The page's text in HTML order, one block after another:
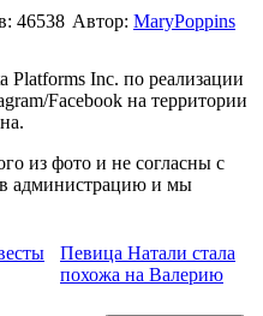
46538 Автор: MaryPoppins
Platforms Inc. по реализации
Facebook на территории
из фото и не согласны с
администрацию и мы
Певица Натали стала
похожа на Валерию